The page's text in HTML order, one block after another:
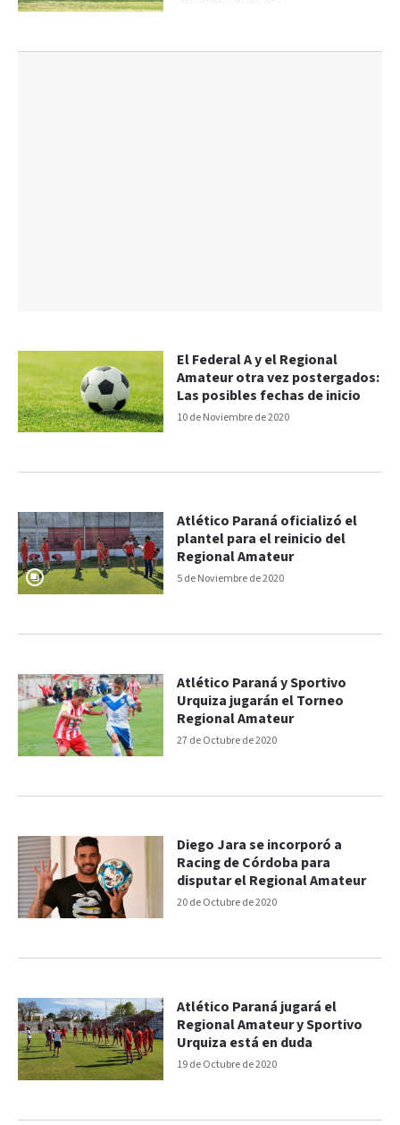
10 de Noviembre de 2020
El Federal A y el Regional
Amateur otra vez postergados:
Las posibles fechas de inicio
5 de Noviembre de 2020
Atlético Paraná oficializó el
plantel para el reinicio del
Regional Amateur
27 de Octubre de 2020
Atlético Paraná y Sportivo
Urquiza jugarán el Torneo
Regional Amateur
20 de Octubre de 2020
Diego Jara se incorporó a
Racing de Córdoba para
disputar el Regional Amateur
19 de Octubre de 2020
Atlético Paraná jugará el
Regional Amateur y Sportivo
Urquiza está en duda